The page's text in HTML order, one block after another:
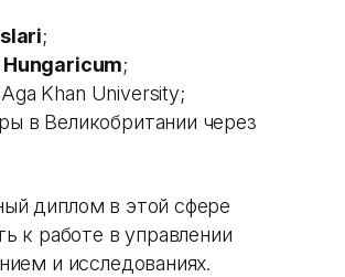
;
;
Khan University;
в Великобритании через
диплом в этой сфере
к работе в управлении
и исследованиях.